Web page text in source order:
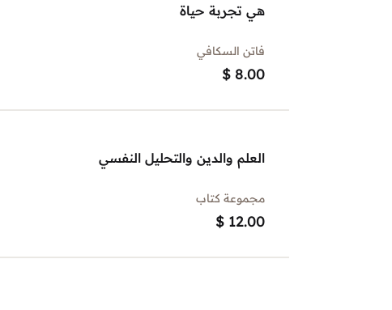
هي تجربة حياة
فاتن السكافي
$ 8.00
العلم والدين والتحليل النفسي
مجموعة كتاب
$ 12.00